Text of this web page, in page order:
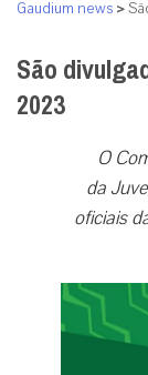
Gaudium news >
São
2023
O
da
oficiais